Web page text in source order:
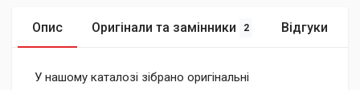
Опис Оригінали та замінники 2 Відгуки
У нашому каталозі зібрано оригінальні